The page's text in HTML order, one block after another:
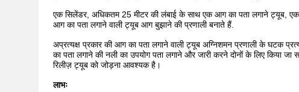
एक सिलेंडर, अधिकतम 25 मीटर की लंबाई के साथ एक आग का पता लगाने ट्यूब,
आग का पता लगाने वाली ट्यूब आग बुझाने की प्रणाली बनाते हैं.
अप्रत्यक्ष प्रकार की आग का पता लगाने वाली ट्यूब अग्निशमन प्रणाली के घटक
का पता लगाने की नली का उपयोग पता लगाने और जारी करने दोनों के लिए किया
रिलीज़ ट्यूब को जोड़ना आवश्यक है।
लाभः